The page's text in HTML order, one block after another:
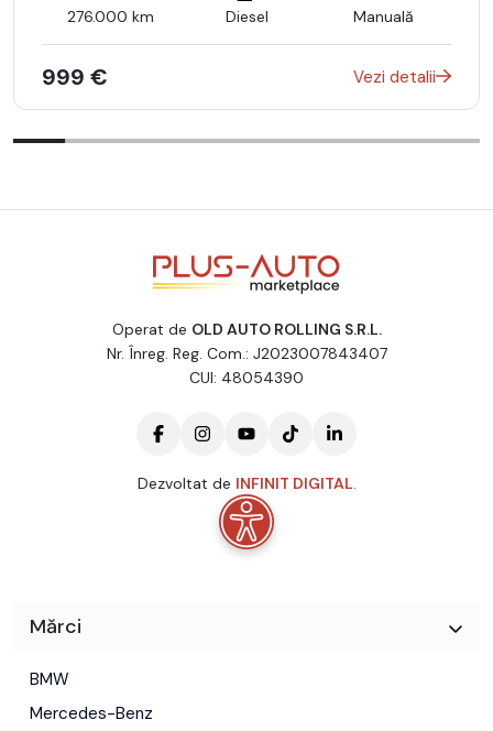
276.000 km Diesel Manuală
999 € Vezi detalii
Operat de OLD AUTO ROLLING S.R.L.
Nr. Înreg. Reg. Com.: J2023007843407
CUI: 48054390
Dezvoltat de INFINIT DIGITAL.
Mărci
BMW
Mercedes-Benz